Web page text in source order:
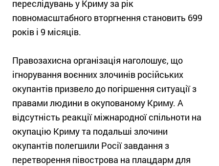
переслідувань у Криму за рік
повномасштабного вторгнення становить 699
років і 9 місяців.
Правозахисна організація наголошує, що
ігнорування воєнних злочинів російських
окупантів призвело до погіршення ситуації з
правами людини в окупованому Криму. А
відсутність реакції міжнародної спільноти на
окупацію Криму та подальші злочини
окупантів полегшили Росії завдання з
перетворення півострова на плацдарм для